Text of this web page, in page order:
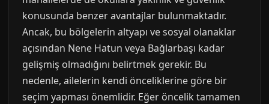
konusunda benzer avantajlar bulunmaktadır.
Ancak, bu bölgelerin altyapı ve sosyal olanaklar
açısından Nene Hatun veya Bağlarbaşı kadar
gelişmiş olmadığını belirtmek gerekir. Bu
nedenle, ailelerin kendi önceliklerine göre bir
seçim yapması önemlidir. Eğer öncelik tamamen